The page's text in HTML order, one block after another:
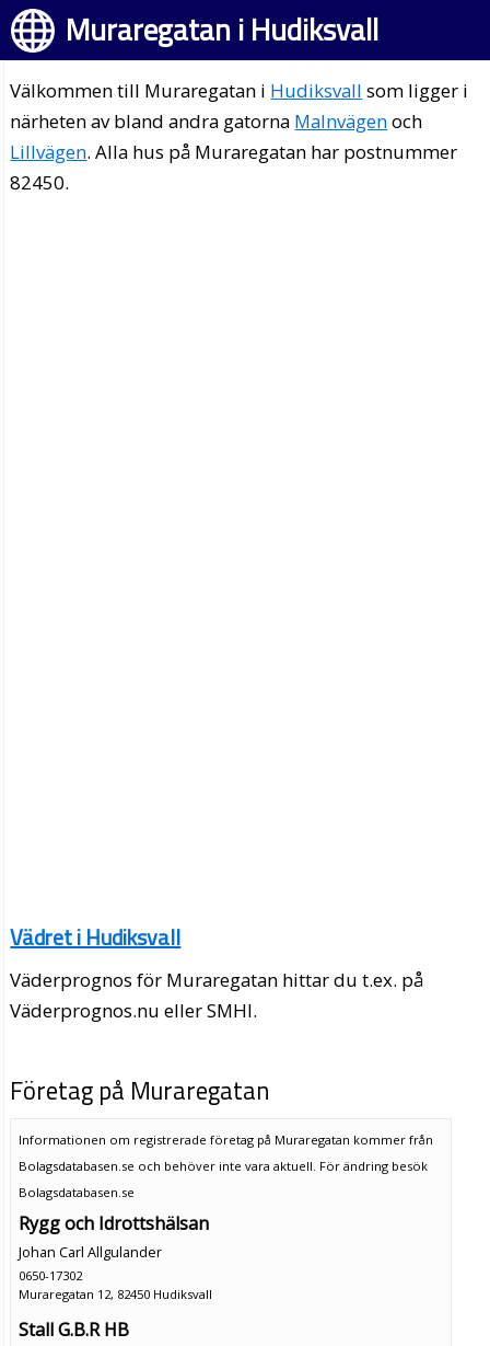
Muraregatan i Hudiksvall
Välkommen till Muraregatan i Hudiksvall som ligger i
närheten av bland andra gatorna Malnvägenoch
Lillvägen. Alla hus på Muraregatan har postnummer
82450.
Vädret i Hudiksvall
Väderprognos för Muraregatan hittar du t.ex. på
Väderprognos.nu eller SMHI.
Företag på Muraregatan
Informationen om registrerade företag på Muraregatan kommer från
Bolagsdatabasen.se och behöver inte vara aktuell. För ändring besök
Bolagsdatabasen.se
Rygg och Idrottshälsan
Johan Carl Allgulander
0650-17302
Muraregatan 12, 82450 Hudiksvall
Stall G.B.R HB